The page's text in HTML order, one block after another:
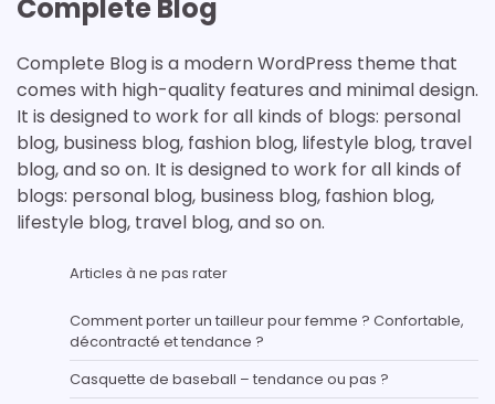
Complete Blog
Complete Blog is a modern WordPress theme that
comes with high-quality features and minimal design.
It is designed to work for all kinds of blogs: personal
blog, business blog, fashion blog, lifestyle blog, travel
blog, and so on. It is designed to work for all kinds of
blogs: personal blog, business blog, fashion blog,
lifestyle blog, travel blog, and so on.
Articles à ne pas rater
Comment porter un tailleur pour femme ? Confortable,
décontracté et tendance ?
Casquette de baseball – tendance ou pas ?